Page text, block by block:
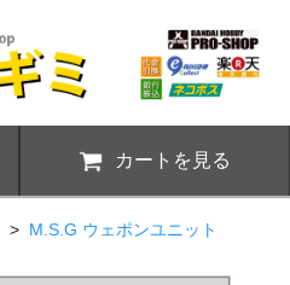
カートを見る
> M.S.G ウェポンユニット